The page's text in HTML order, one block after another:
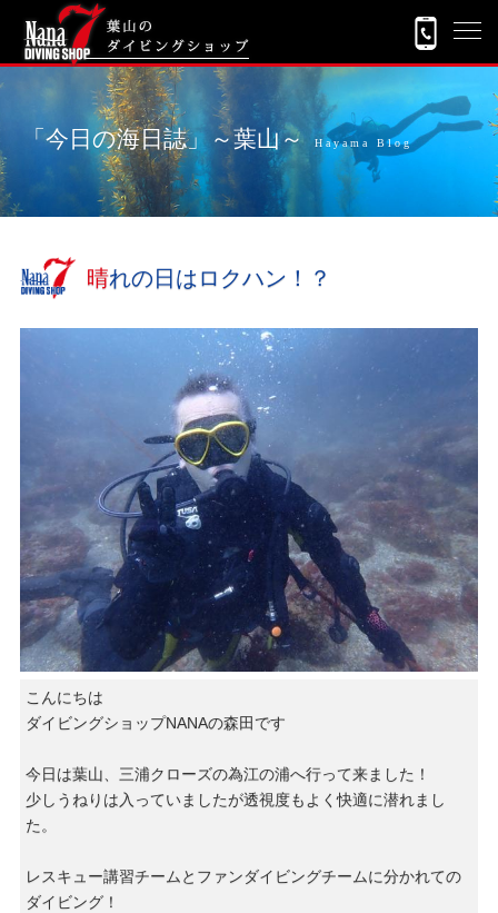
「今日の海日誌」～葉山～ Hayama Blog
晴れの日はロクハン！？
こんにちは
ダイビングショップNANAの森田です
今日は葉山、三浦クローズの為江の浦へ行って来ました！
少しうねりは入っていましたが透視度もよく快適に潜れまし
た。
レスキュー講習チームとファンダイビングチームに分かれての
ダイビング！